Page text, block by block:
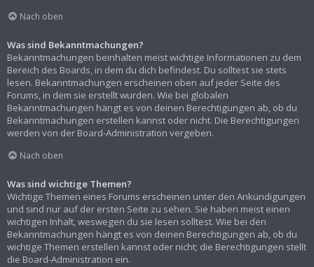
Nach oben
Was sind Bekanntmachungen?
Bekanntmachungen beinhalten meist wichtige Informationen zu dem
Bereich des Boards, in dem du dich befindest. Du solltest sie stets
lesen. Bekanntmachungen erscheinen oben auf jeder Seite des
Forums, in dem sie erstellt wurden. Wie bei globalen
Bekanntmachungen hängt es von deinen Berechtigungen ab, ob du
Bekanntmachungen erstellen kannst oder nicht. Die Berechtigungen
werden von der Board-Administration vergeben.
Nach oben
Was sind wichtige Themen?
Wichtige Themen eines Forums erscheinen unter den Ankündigungen
und sind nur auf der ersten Seite zu sehen. Sie haben meist einen
wichtigen Inhalt, weswegen du sie lesen solltest. Wie bei den
Bekanntmachungen hängt es von deinen Berechtigungen ab, ob du
wichtige Themen erstellen kannst oder nicht; die Berechtigungen stellt
die Board-Administration ein.